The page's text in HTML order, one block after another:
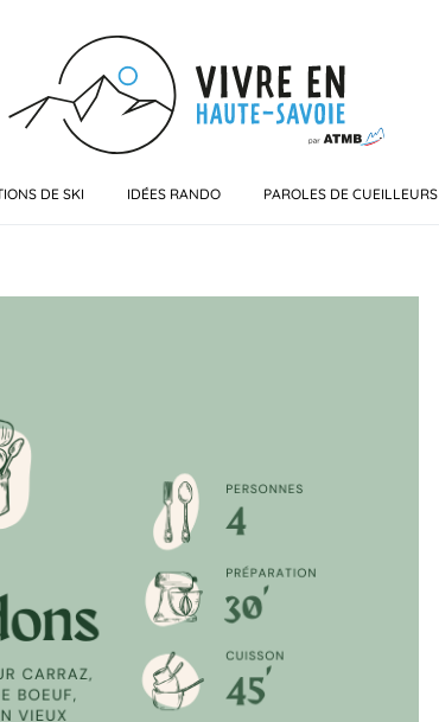
DE SKI IDÉES RANDO PAROLES DE CUEILLEURS